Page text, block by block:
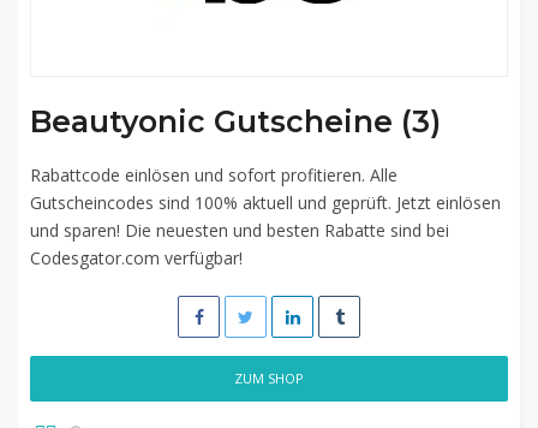
Beautyonic Gutscheine (3)
Rabattcode einlösen und sofort profitieren. Alle
Gutscheincodes sind 100% aktuell und geprüft. Jetzt einlösen
und sparen! Die neuesten und besten Rabatte sind bei
Codesgator.com verfügbar!
ZUM SHOP